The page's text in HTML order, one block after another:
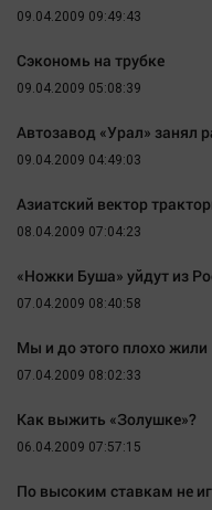
Архив
Наша победа
Политика
Экономика
Происшествия
Здоровье
Культура
Курилка
Технологии
Hедвижимость
09.04.2009 09:49:43
Сэкономь на трубке
09.04.2009 05:08:39
Автозавод «Урал» занял
09.04.2009 04:49:03
Азиатский вектор
08.04.2009 07:04:23
«Ножки Буша» уйдут из
07.04.2009 08:40:58
Мы и до этого плохо жили
07.04.2009 08:02:33
Как выжить «Золушке»?
06.04.2009 07:57:15
По высоким ставкам не